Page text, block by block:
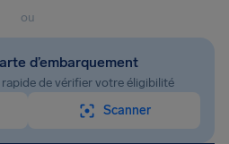
ou
d’embarquement
rapide de vérifier votre éligibilité
Scanner